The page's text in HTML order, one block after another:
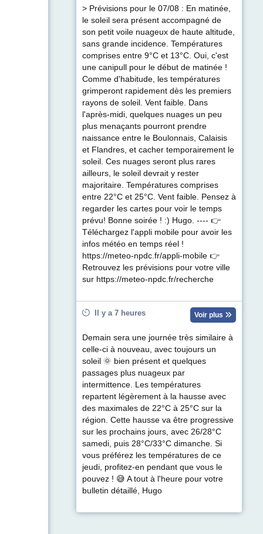
> Prévisions pour le 07/08 : En matinée,
le soleil sera présent accompagné de
son petit voile nuageux de haute altitude,
sans grande incidence. Températures
comprises entre 9°C et 13°C. Oui, c'est
une canipull pour le début de matinée !
Comme d'habitude, les températures
grimperont rapidement dès les premiers
rayons de soleil. Vent faible. Dans
l'après-midi, quelques nuages un peu
plus menaçants pourront prendre
naissance entre le Boulonnais, Calaisis
et Flandres, et cacher temporairement le
soleil. Ces nuages seront plus rares
ailleurs, le soleil devrait y rester
majoritaire. Températures comprises
entre 22°C et 25°C. Vent faible. Pensez à
regarder les cartes pour voir le temps
prévu! Bonne soirée ! :) Hugo. ---- 👉
Téléchargez l'appli mobile pour avoir les
infos météo en temps réel !
https://meteo-npdc.fr/appli-mobile 👉
Retrouvez les prévisions pour votre ville
sur https://meteo-npdc.fr/recherche
Il y a 7 heures Voir plus
Demain sera une journée très similaire à
celle-ci à nouveau, avec toujours un
soleil 🌞 bien présent et quelques
passages plus nuageux par
intermittence. Les températures
repartent légèrement à la hausse avec
des maximales de 22°C à 25°C sur la
région. Cette hausse va être progressive
sur les prochains jours, avec 26/28°C
samedi, puis 28°C/33°C dimanche. Si
vous préférez les températures de ce
jeudi, profitez-en pendant que vous le
pouvez ! 😅 A tout à l'heure pour votre
bulletin détaillé, Hugo